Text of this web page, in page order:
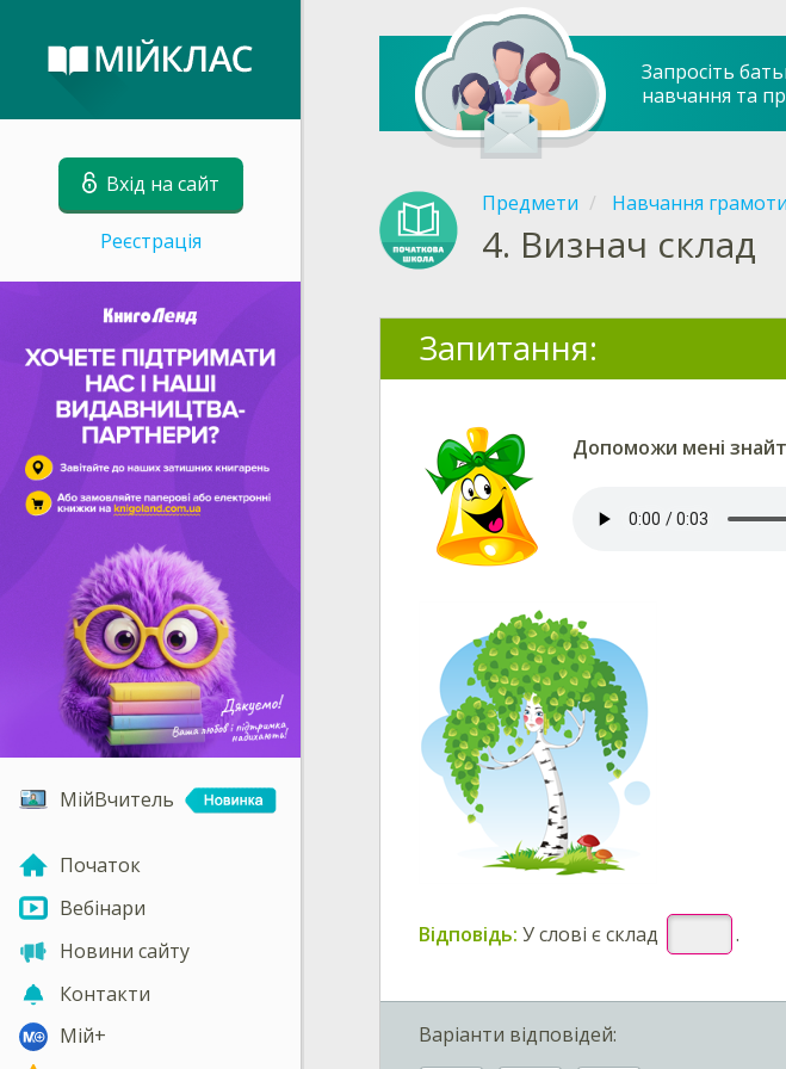
Вхід на сайт
Реєстрація
МійВчитель
Початок
Вебінари
Новини сайту
Контакти
Мій+
Запросіть
навчання та
Предмети Навчання грамоти
4. Визнач склад
Запитання:
Допоможи мені
Відповідь: У слові є склад .
Варіанти відповідей: